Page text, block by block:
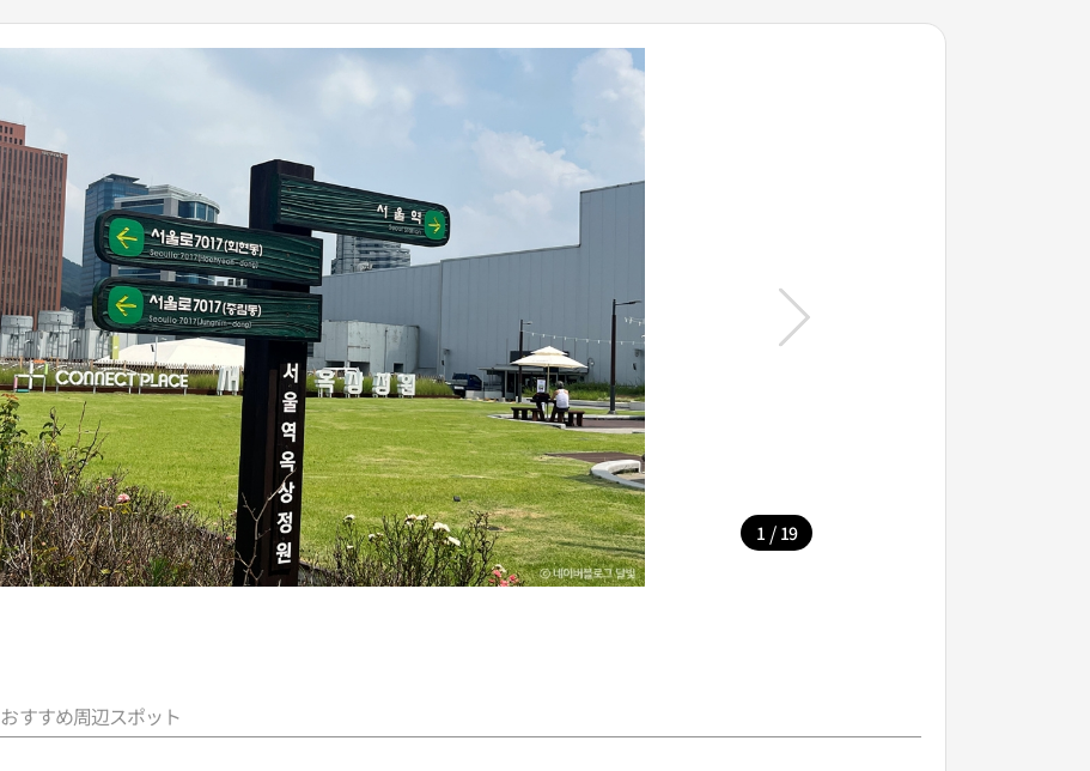
1 / 19
おすすめ周辺スポット